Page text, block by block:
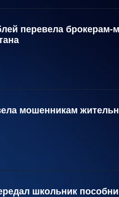
перевела брокерам-
мошенникам
школьник